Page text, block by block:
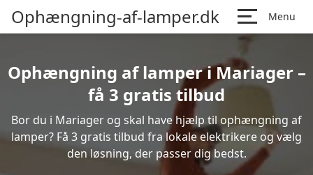
Ophængning-af-lamper.dk Menu
Ophængning af lamper i Mariager –
få 3 gratis tilbud
Bor du i Mariager og skal have hjælp til ophængning af
lamper? Få 3 gratis tilbud fra lokale elektrikere og vælg
den løsning, der passer dig bedst.